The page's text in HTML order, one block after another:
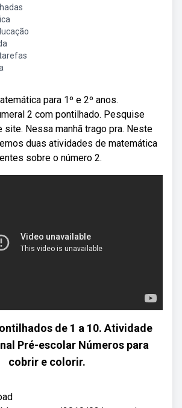
para 1º e 2º anos.
2 com pontilhado. Pesquise
Nessa manhã trago pra. Neste
duas atividades de matemática
sobre o número 2.
de 1 a 10. Atividade
Pré-escolar Números para
cobrir e colorir.